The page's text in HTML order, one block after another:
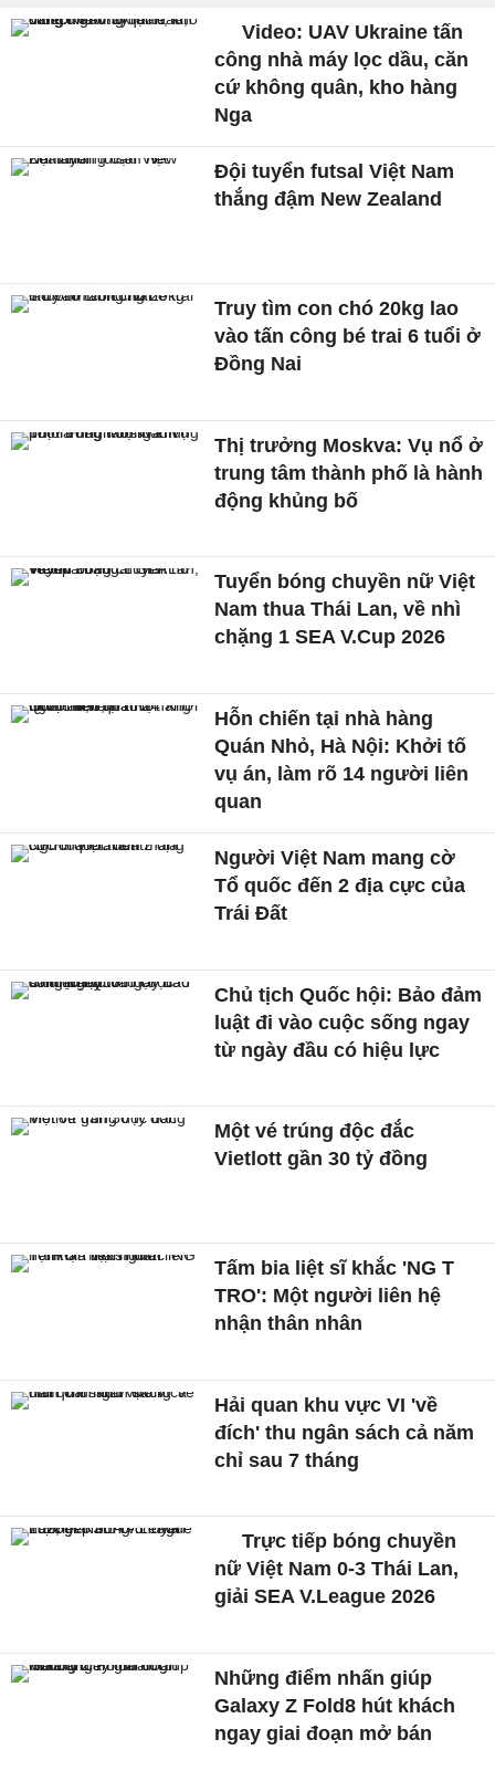
Video: UAV Ukraine tấn
công nhà máy lọc dầu, căn
cứ không quân, kho hàng
Nga
Đội tuyển futsal Việt Nam
thắng đậm New Zealand
Truy tìm con chó 20kg lao
vào tấn công bé trai 6 tuổi ở
Đồng Nai
Thị trưởng Moskva: Vụ nổ ở
trung tâm thành phố là hành
động khủng bố
Tuyển bóng chuyền nữ Việt
Nam thua Thái Lan, về nhì
chặng 1 SEA V.Cup 2026
Hỗn chiến tại nhà hàng
Quán Nhỏ, Hà Nội: Khởi tố
vụ án, làm rõ 14 người liên
quan
Người Việt Nam mang cờ
Tổ quốc đến 2 địa cực của
Trái Đất
Chủ tịch Quốc hội: Bảo đảm
luật đi vào cuộc sống ngay
từ ngày đầu có hiệu lực
Một vé trúng độc đắc
Vietlott gần 30 tỷ đồng
Tấm bia liệt sĩ khắc 'NG T
TRO': Một người liên hệ
nhận thân nhân
Hải quan khu vực VI 'về
đích' thu ngân sách cả năm
chỉ sau 7 tháng
Trực tiếp bóng chuyền
nữ Việt Nam 0-3 Thái Lan,
giải SEA V.League 2026
Những điểm nhấn giúp
Galaxy Z Fold8 hút khách
ngay giai đoạn mở bán